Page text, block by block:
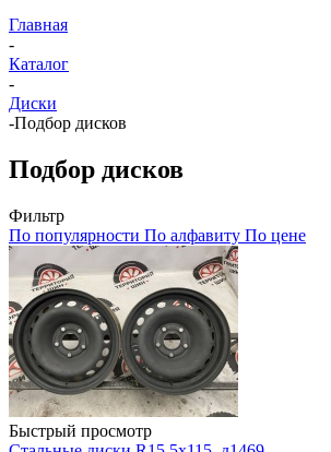
Главная
-
Каталог
-
Диски
-Подбор дисков
Подбор дисков
Фильтр
По популярности По алфавиту По цене
Быстрый просмотр